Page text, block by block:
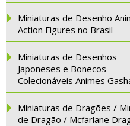
Miniaturas de Desenho
Action Figures no Brasil
Miniaturas de Desenhos
Japoneses e Bonecos
Colecionáveis Animes
Miniaturas de Dragões /
de Dragão / Mcfarlane